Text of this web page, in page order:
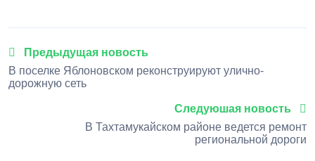
Предыдущая новость
В поселке Яблоновском реконструируют улично-
дорожную сеть
Следуюшая новость
В Тахтамукайском районе ведется ремонт
региональной дороги